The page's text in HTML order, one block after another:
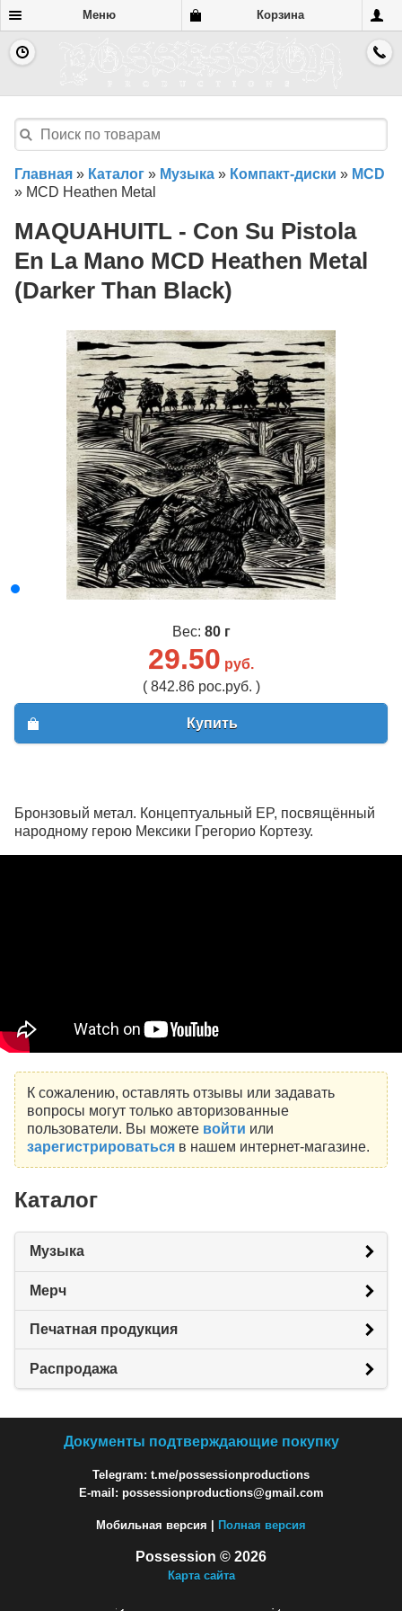
Меню Корзина
Главная » Каталог » Музыка » Компакт-диски » MCD
» MCD Heathen Metal
MAQUAHUITL - Con Su Pistola
En La Mano MCD Heathen Metal
(Darker Than Black)
Вес: 80 г
29.50 руб.
( 842.86 рос.руб. )
Купить
Бронзовый метал. Концептуальный EP, посвящённый
народному герою Мексики Грегорио Кортезу.
К сожалению, оставлять отзывы или задавать
вопросы могут только авторизованные
пользователи. Вы можете войти или
зарегистрироватьсяв нашем интернет-магазине.
Каталог
Музыка
Мерч
Печатная продукция
Распродажа
Документы подтверждающие покупку
Telegram: t.me/possessionproductions
E-mail: possessionproductions@gmail.com
Мобильная версия | Полная версия
Possession © 2026
Карта сайта